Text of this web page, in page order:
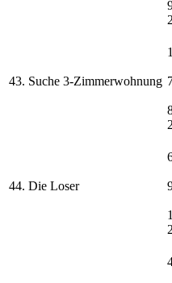
43. Suche 3-Zimmerwohnung
44. Die Loser